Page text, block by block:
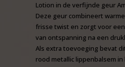
Lotion in de verfijnde geur
Deze geur combineert
frisse twist en zorgt voor
van ontspanning na een
Als extra toevoeging bevat
rood metallic lippenbalsem in